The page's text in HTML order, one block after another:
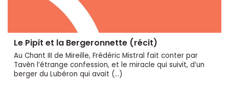
Le Pipit et la Bergeronnette (récit)
Au Chant III de Mireille, Frédéric Mistral fait conter par
Tavèn l’étrange confession, et le miracle qui suivit, d’un
berger du Lubéron qui avait (…)